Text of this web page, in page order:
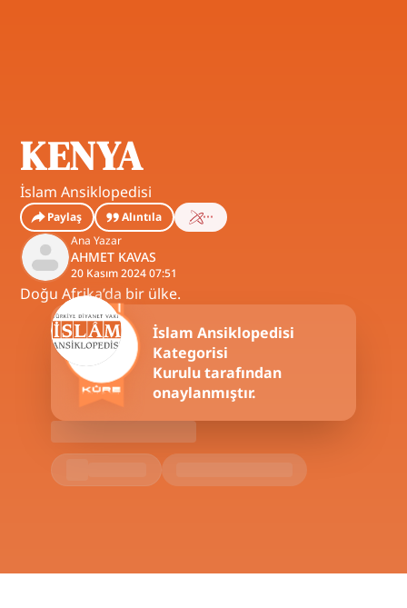
KENYA
İslam Ansiklopedisi
Paylaş
Alıntıla
Ana Yazar
AHMET KAVAS
20 Kasım 2024 07:51
Doğu Afrika’da bir ülke.
İslam Ansiklopedisi
Kategorisi
Kurulu tarafından
onaylanmıştır.